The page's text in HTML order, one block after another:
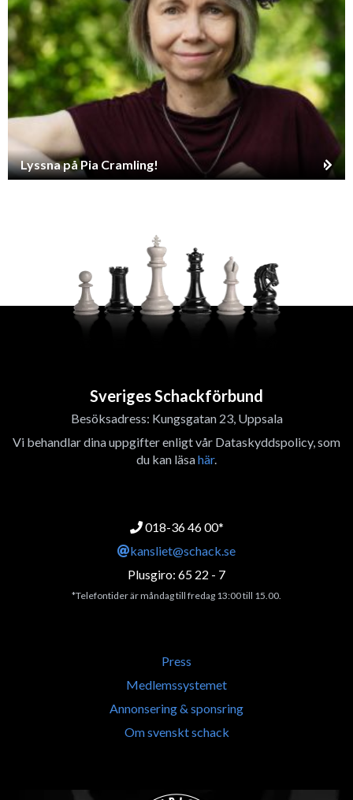
Lyssna på Pia Cramling!
Sveriges Schackförbund
Besöksadress: Kungsgatan 23, Uppsala
Vi behandlar dina uppgifter enligt vår Dataskyddspolicy, som
du kan läsahär.
018-36 46 00*
kansliet@schack.se
Plusgiro: 65 22 - 7
*Telefontider är måndag till fredag 13:00 till 15.00.
Press
Medlemssystemet
Annonsering & sponsring
Om svenskt schack